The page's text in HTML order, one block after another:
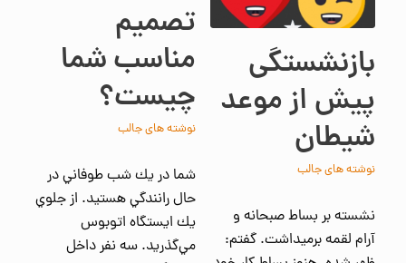
بازنشستگی
پیش از موعد
شیطان
نوشته های جالب
نشسته بر بساط صبحانه و
آرام لقمه برمیداشت. گفتم:
تصمیم
مناسب شما
چیست؟
نوشته های جالب
شما در يك شب طوفاني در
حال رانندگي هستيد. از جلوي
يك ايستگاه اتوبوس
مي‌گذريد. سه نفر داخل